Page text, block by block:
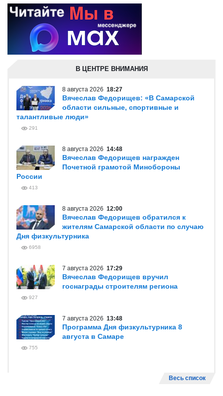
В ЦЕНТРЕ ВНИМАНИЯ
8 августа 2026 18:27
Вячеслав Федорищев: «В Самарской
области сильные, спортивные и
талантливые люди»
291
8 августа 2026 14:48
Вячеслав Федорищев награжден
Почетной грамотой Минобороны
России
413
8 августа 2026 12:00
Вячеслав Федорищев обратился к
жителям Самарской области по случаю
Дня физкультурника
6958
7 августа 2026 17:29
Вячеслав Федорищев вручил
госнаграды строителям региона
927
7 августа 2026 13:48
Программа Дня физкультурника 8
августа в Самаре
755
Весь список